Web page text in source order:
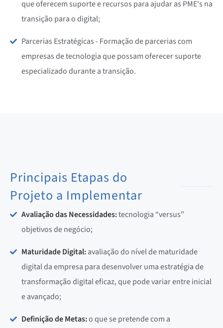
que oferecem suporte e recursos para ajudar as PME's na
transição para o digital;
Parcerias Estratégicas - Formação de parcerias com
empresas de tecnologia que possam oferecer suporte
especializado durante a transição.
Principais Etapas do
Projeto a Implementar
Avaliação das Necessidades:tecnologia “versus”
objetivos de negócio;
Maturidade Digital:avaliação do nível de maturidade
digital da empresa para desenvolver uma estratégia de
transformação digital eficaz, que pode variar entre inicial
e avançado;
Definição de Metas:o que se pretende com a